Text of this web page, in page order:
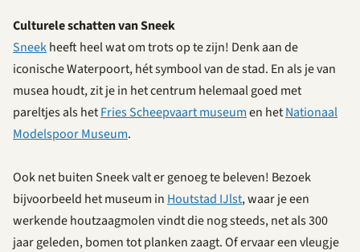
Culturele schatten van Sneek
Sneekheeft heel wat om trots op te zijn! Denk aan de
iconische Waterpoort, hét symbool van de stad. En als je van
musea houdt, zit je in het centrum helemaal goed met
pareltjes als hetFries Scheepvaart museumen hetNationaal
Modelspoor Museum.
Ook net buiten Sneek valt er genoeg te beleven! Bezoek
bijvoorbeeld het museum in Houtstad IJlst, waar je een
werkende houtzaagmolen vindt die nog steeds, net als 300
jaar geleden, bomen tot planken zaagt. Of ervaar een vleugje